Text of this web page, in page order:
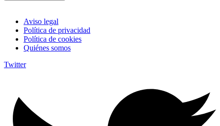
Aviso legal
Política de privacidad
Política de cookies
Quiénes somos
Twitter